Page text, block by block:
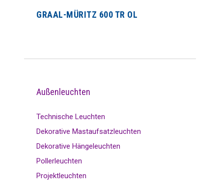
GRAAL-MÜRITZ 600 TR OL
Außenleuchten
Technische Leuchten
Dekorative Mastaufsatzleuchten
Dekorative Hängeleuchten
Pollerleuchten
Projektleuchten